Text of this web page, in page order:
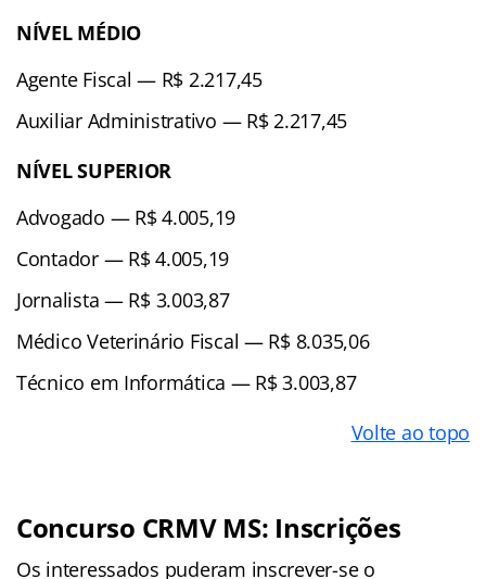
NÍVEL MÉDIO
Agente Fiscal — R$ 2.217,45
Auxiliar Administrativo — R$ 2.217,45
NÍVEL SUPERIOR
Advogado — R$ 4.005,19
Contador — R$ 4.005,19
Jornalista — R$ 3.003,87
Médico Veterinário Fiscal — R$ 8.035,06
Técnico em Informática — R$ 3.003,87
Volte ao topo
Concurso CRMV MS: Inscrições
Os interessados puderam inscrever-se o